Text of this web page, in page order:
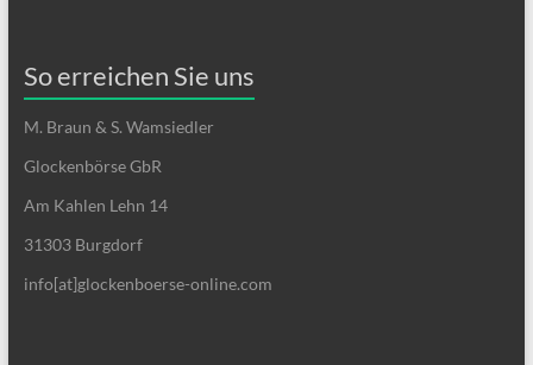
So erreichen Sie uns
M. Braun & S. Wamsiedler
Glockenbörse GbR
Am Kahlen Lehn 14
31303 Burgdorf
info[at]glockenboerse-online.com